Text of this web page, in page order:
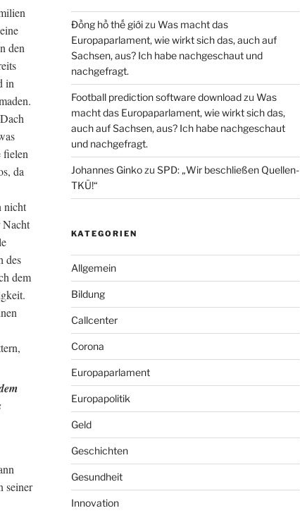
den
in
fielen
da
nicht
Nacht
des
dem
seiner
Đồng hồ thế giớizu Was macht das
Europaparlament, wie wirkt sich das, auch auf
Sachsen, aus? Ich habe nachgeschaut und
nachgefragt.
Football prediction software downloadzu Was
macht das Europaparlament, wie wirkt sich das,
auch auf Sachsen, aus? Ich habe nachgeschaut
und nachgefragt.
Johannes Ginkozu SPD: „Wir beschließen Quellen-
TKÜ!“
KATEGORIEN
Allgemein
Bildung
Callcenter
Corona
Europaparlament
Europapolitik
Geld
Geschichten
Gesundheit
Innovation